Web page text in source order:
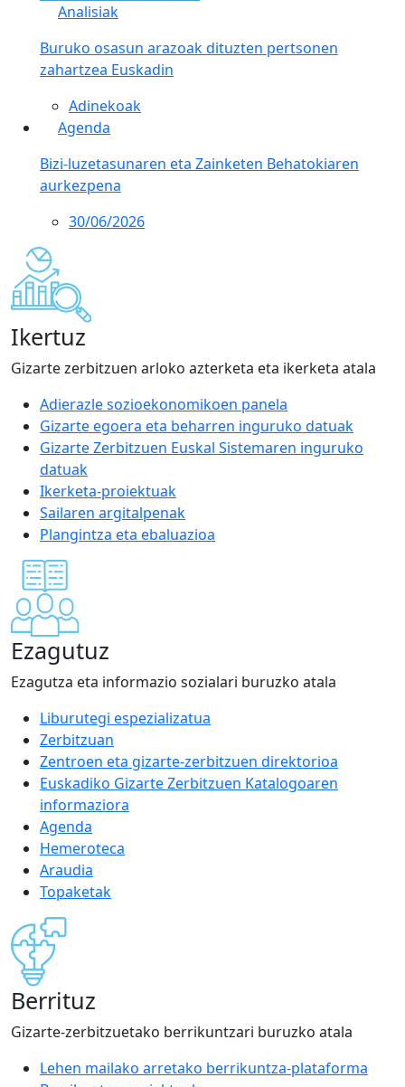
Analisiak
Buruko osasun arazoak dituzten pertsonen
zahartzea Euskadin
Adinekoak
Agenda
Bizi-luzetasunaren eta Zainketen Behatokiaren
aurkezpena
30/06/2026
Ikertuz
Gizarte zerbitzuen arloko azterketa eta ikerketa atala
Adierazle sozioekonomikoen panela
Gizarte egoera eta beharren inguruko datuak
Gizarte Zerbitzuen Euskal Sistemaren inguruko
datuak
Ikerketa-proiektuak
Sailaren argitalpenak
Plangintza eta ebaluazioa
Ezagutuz
Ezagutza eta informazio sozialari buruzko atala
Liburutegi espezializatua
Zerbitzuan
Zentroen eta gizarte-zerbitzuen direktorioa
Euskadiko Gizarte Zerbitzuen Katalogoaren
informaziora
Agenda
Hemeroteca
Araudia
Topaketak
Berrituz
Gizarte-zerbitzuetako berrikuntzari buruzko atala
Lehen mailako arretako berrikuntza-plataforma